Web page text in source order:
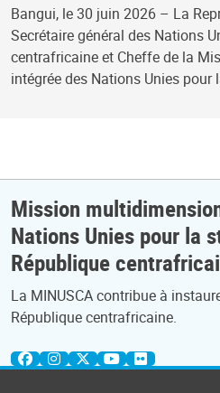
Bangui, le 30 juin 2026 – La
Secrétaire général des Nations
centrafricaine et Cheffe de la
intégrée des Nations Unies
Mission
Nations Unies pour la
République
La MINUSCA contribue à
République centrafricaine.